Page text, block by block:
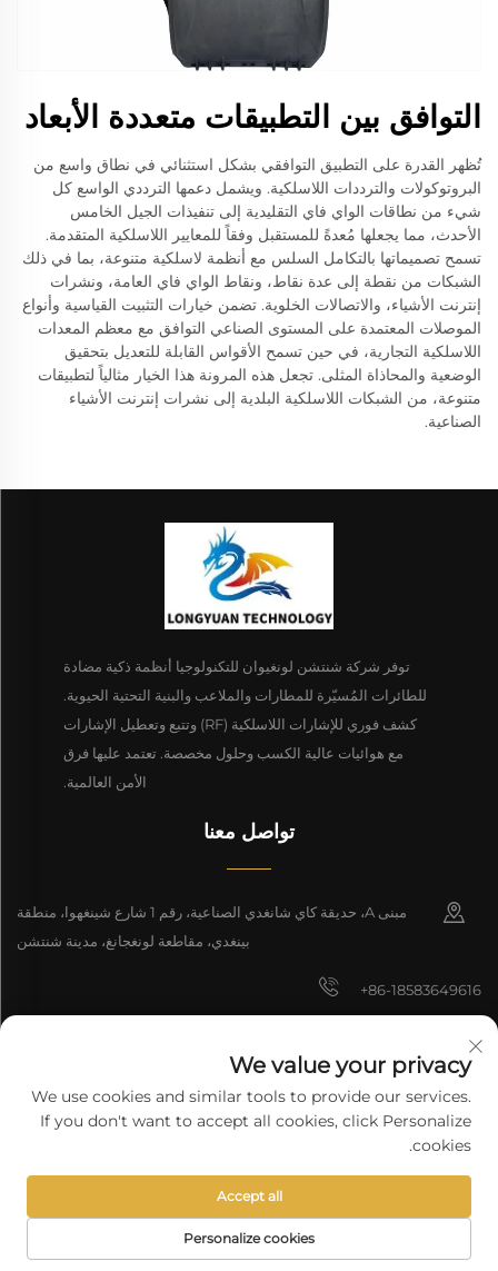
التوافق بين التطبيقات متعددة الأبعاد
تُظهر القدرة على التطبيق التوافقي بشكل استثنائي في نطاق واسع من
البروتوكولات والترددات اللاسلكية. ويشمل دعمها الترددي الواسع كل
شيء من نطاقات الواي فاي التقليدية إلى تنفيذات الجيل الخامس
الأحدث، مما يجعلها مُعدةً للمستقبل وفقاً للمعايير اللاسلكية المتقدمة.
تسمح تصميماتها بالتكامل السلس مع أنظمة لاسلكية متنوعة، بما في ذلك
الشبكات من نقطة إلى عدة نقاط، ونقاط الواي فاي العامة، ونشرات
إنترنت الأشياء، والاتصالات الخلوية. تضمن خيارات التثبيت القياسية وأنواع
الموصلات المعتمدة على المستوى الصناعي التوافق مع معظم المعدات
اللاسلكية التجارية، في حين تسمح الأقواس القابلة للتعديل بتحقيق
الوضعية والمحاذاة المثلى. تجعل هذه المرونة هذا الخيار مثالياً لتطبيقات
متنوعة، من الشبكات اللاسلكية البلدية إلى نشرات إنترنت الأشياء
الصناعية.
توفر شركة شنتشن لونغيوان للتكنولوجيا أنظمة ذكية مضادة
للطائرات المُسيّرة للمطارات والملاعب والبنية التحتية الحيوية.
كشف فوري للإشارات اللاسلكية (RF) وتتبع وتعطيل الإشارات
مع هوائيات عالية الكسب وحلول مخصصة. تعتمد عليها فرق
الأمن العالمية.
تواصل معنا
مبنى A، حديقة كاي شانغدي الصناعية، رقم 1 شارع شينغهوا، منطقة
بينغدي، مقاطعة لونغجانغ، مدينة شنتشن
+86-18583649616
8618165761396
جميع الحقوق محفوظة © 2025 شركة شنتشن لونغيوان للتكنولوجيا المحدودة.
سياسة الخصوصية
We value your privacy
We use cookies and similar tools to provide our services.
If you don't want to accept all cookies, click Personalize
cookies.
Personalize cookies
Accept all